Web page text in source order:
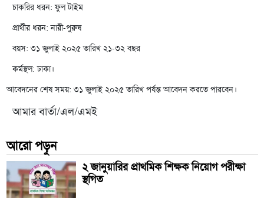
চাকরির ধরন: ফুল টাইম
প্রার্থীর ধরন: নারী-পুরুষ
বয়স: ৩১ জুলাই ২০২৫ তারিখ ২১-৩২ বছর
কর্মস্থল: ঢাকা।
আবেদনের শেষ সময়: ৩১ জুলাই ২০২৫ তারিখ পর্যন্ত আবেদন করতে পারবেন।
আমার বার্তা/এল/এমই
আরো পড়ুন
২ জানুয়ারির প্রাথমিক শিক্ষক নিয়োগ পরীক্ষা
স্থগিত